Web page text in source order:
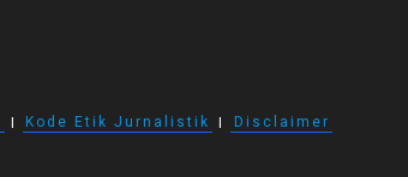
I Kode Etik Jurnalistik I Disclaimer